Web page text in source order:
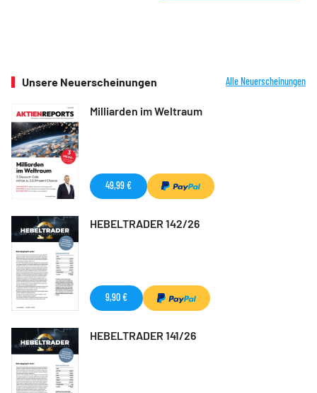
Unsere Neuerscheinungen Alle Neuerscheinungen
Milliarden im Weltraum
49,99 €
HEBELTRADER 142/26
9,90 €
HEBELTRADER 141/26